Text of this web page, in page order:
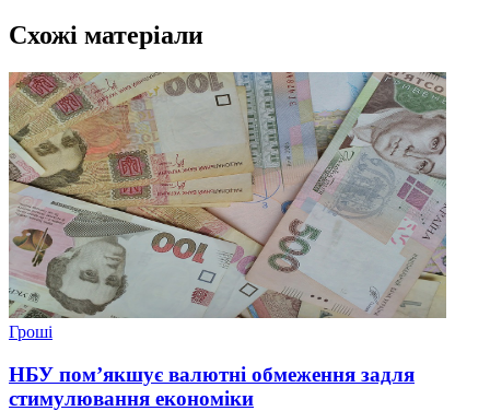
Схожі матеріали
Гроші
НБУ пом’якшує валютні обмеження задля
стимулювання економіки